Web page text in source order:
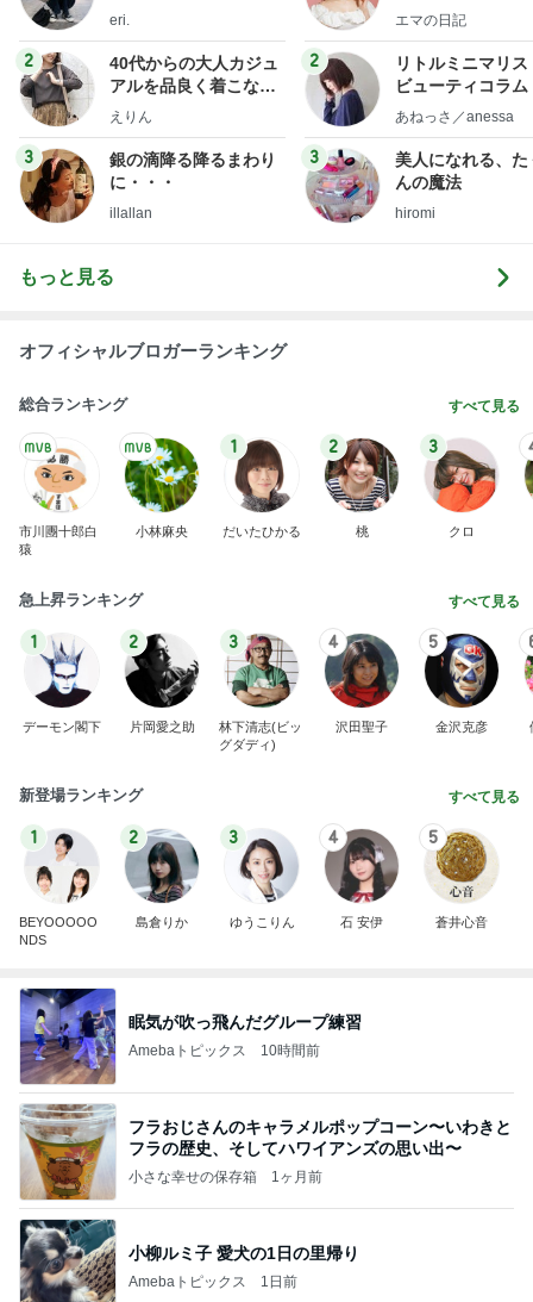
eri.
2
40代からの大人カジュ
アルを品良く着こなす
ファッションブログ
えりん
3
銀の滴降る降るまわり
に・・・
illallan
社売却セカンドラ
エマの日記
2
リトルミニマリス
ビューティコラ
little
あねっさ／anessa
3
美人になれる、た
んの魔法
hiromi
もっと見る
オフィシャルブロガーランキング
総合ランキング すべて見る
市川團十郎白
猿
小林麻央
1
だいたひかる
2
桃
3
クロ
急上昇ランキング すべて見る
1
デーモン閣下
2
片岡愛之助
3
林下清志(ビッ
グダディ)
4
沢田聖子
5
金沢克彦
新登場ランキング すべて見る
1
BEYOOOOO
NDS
2
島倉りか
3
ゆうこりん
4
石 安伊
5
蒼井心音
眠気が吹っ飛んだグループ練習
Amebaトピックス 10時間前
フラおじさんのキャラメルポップコーン〜いわきと
フラの歴史、そしてハワイアンズの思い出〜
小さな幸せの保存箱 1ヶ月前
小柳ルミ子 愛犬の1日の里帰り
Amebaトピックス 1日前